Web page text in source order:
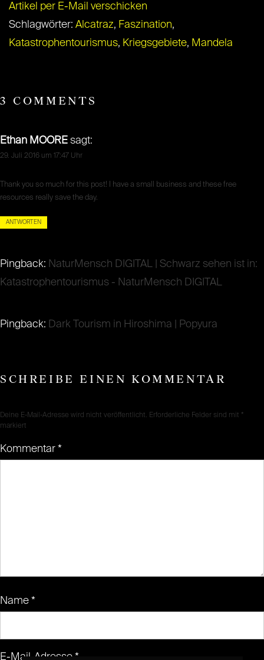
Artikel per E-Mail verschicken
Schlagwörter: Alcatraz, Faszination,
Katastrophentourismus, Kriegsgebiete, Mandela
3 COMMENTS
Ethan MOORE sagt:
29. Juli 2016 um 17:47 Uhr
Thank you so much for this post! I have a small business and these free
resources really save the day.
ANTWORTEN
Pingback: NaturMensch DIGITAL | Schwarz sehen ist in:
Katastrophentourismus - NaturMensch DIGITAL
Pingback: Dark Tourism in Hiroshima | Popyura
SCHREIBE EINEN KOMMENTAR
Deine E-Mail-Adresse wird nicht veröffentlicht. Erforderliche Felder sind mit *
markiert
Kommentar *
Name *
E-Mail-Adresse *